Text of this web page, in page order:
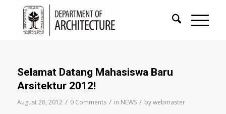
Selamat Datang Mahasiswa Baru
Arsitektur 2012!
August 28, 2012 / 0 Comments / in NEWS / bywebmaster